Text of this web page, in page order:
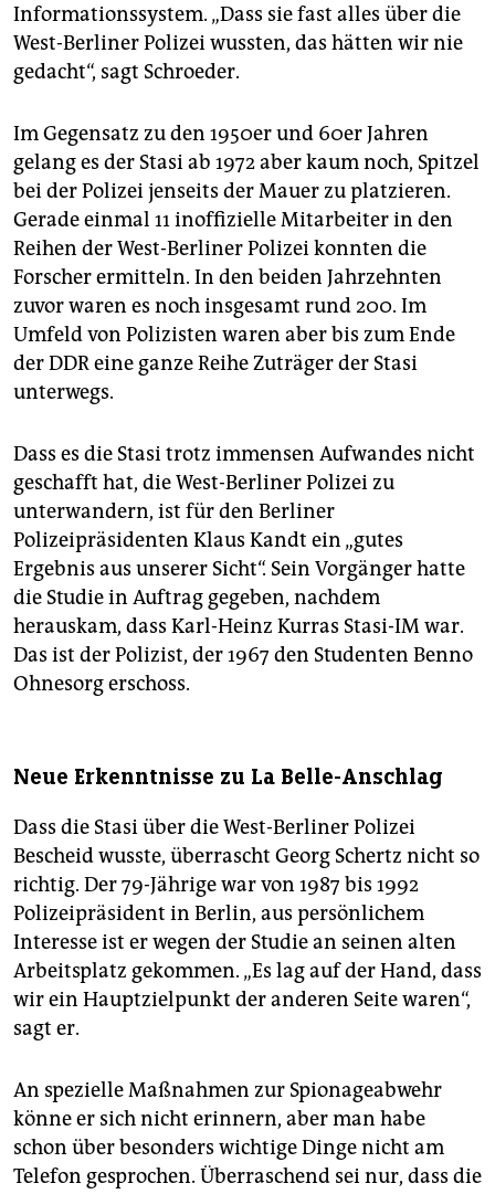
Informationssystem. „Dass sie fast alles über die
West-Berliner Polizei wussten, das hätten wir nie
gedacht“, sagt Schroeder.
Im Gegensatz zu den 1950er und 60er Jahren
gelang es der Stasi ab 1972 aber kaum noch, Spitzel
bei der Polizei jenseits der Mauer zu platzieren.
Gerade einmal 11 inoffizielle Mitarbeiter in den
Reihen der West-Berliner Polizei konnten die
Forscher ermitteln. In den beiden Jahrzehnten
zuvor waren es noch insgesamt rund 200. Im
Umfeld von Polizisten waren aber bis zum Ende
der DDR eine ganze Reihe Zuträger der Stasi
unterwegs.
Dass es die Stasi trotz immensen Aufwandes nicht
geschafft hat, die West-Berliner Polizei zu
unterwandern, ist für den Berliner
Polizeipräsidenten Klaus Kandt ein „gutes
Ergebnis aus unserer Sicht“. Sein Vorgänger hatte
die Studie in Auftrag gegeben, nachdem
herauskam, dass Karl-Heinz Kurras Stasi-IM war.
Das ist der Polizist, der 1967 den Studenten Benno
Ohnesorg erschoss.
Neue Erkenntnisse zu La Belle-Anschlag
Dass die Stasi über die West-Berliner Polizei
Bescheid wusste, überrascht Georg Schertz nicht so
richtig. Der 79-Jährige war von 1987 bis 1992
Polizeipräsident in Berlin, aus persönlichem
Interesse ist er wegen der Studie an seinen alten
Arbeitsplatz gekommen. „Es lag auf der Hand, dass
wir ein Hauptzielpunkt der anderen Seite waren“,
sagt er.
An spezielle Maßnahmen zur Spionageabwehr
könne er sich nicht erinnern, aber man habe
schon über besonders wichtige Dinge nicht am
Telefon gesprochen. Überraschend sei nur, dass die